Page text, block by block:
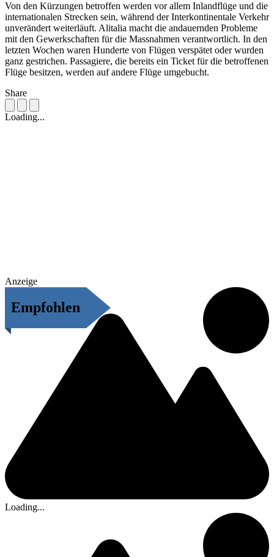
Von den Kürzungen betroffen werden vor allem Inlandflüge und die
internationalen Strecken sein, während der Interkontinentale Verkehr
unverändert weiterläuft. Alitalia macht die andauernden Probleme
mit den Gewerkschaften für die Massnahmen verantwortlich. In den
letzten Wochen waren Hunderte von Flügen verspätet oder wurden
ganz gestrichen. Passagiere, die bereits ein Ticket für die betroffenen
Flüge besitzen, werden auf andere Flüge umgebucht.
Share
Loading...
Anzeige
Empfohlen
Loading...